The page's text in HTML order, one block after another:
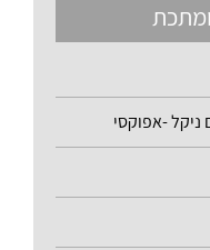
ומתכת
ניקל -אפוקסי